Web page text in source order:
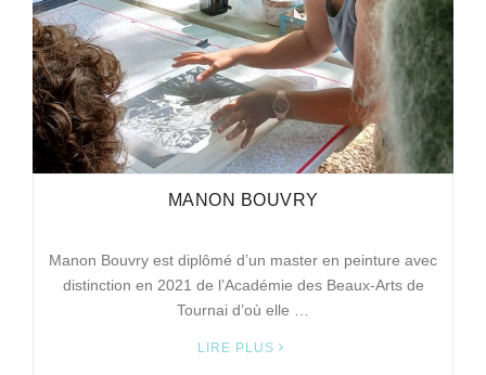
MANON BOUVRY
Manon Bouvry est diplômé d’un master en peinture avec
distinction en 2021 de l’Académie des Beaux-Arts de
Tournai d’où elle …
LIRE PLUS